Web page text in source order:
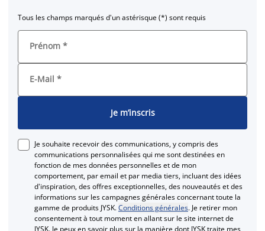
Tous les champs marqués d'un astérisque (*) sont requis
Prénom *
E-Mail *
Je m’inscris
Je souhaite recevoir des communications, y compris des
communications personnalisées qui me sont destinées en
fonction de mes données personnelles et de mon
comportement, par email et par media tiers, incluant des idées
d'inspiration, des offres exceptionnelles, des nouveautés et des
informations sur les campagnes générales concernant toute la
gamme de produits JYSK.Conditions générales. Je retirer mon
consentement à tout moment en allant sur le site internet de
JYSK. Je peux en savoir plus sur la manière dont JYSK traite mes